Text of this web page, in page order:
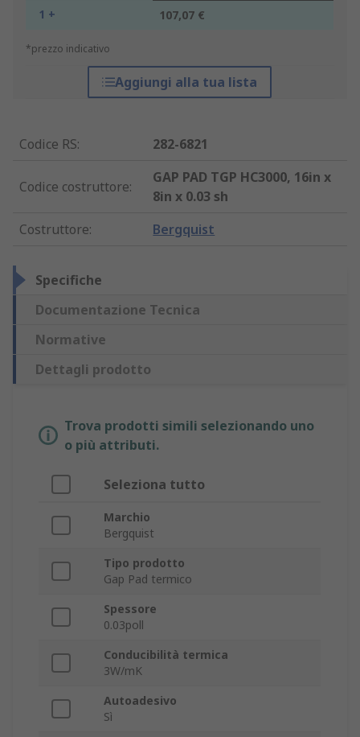
1 + 107,07 €
*prezzo indicativo
Aggiungi alla tua lista
Codice RS: 282-6821
Codice costruttore:
GAP PAD TGP HC3000, 16in x
8in x 0.03 sh
Costruttore: Bergquist
Specifiche
Documentazione Tecnica
Normative
Dettagli prodotto
Trova prodotti simili selezionando uno
o più attributi.
Seleziona tutto
Marchio
Bergquist
Tipo prodotto
Gap Pad termico
Spessore
0.03poll
Conducibilità termica
3W/mK
Autoadesivo
Sì